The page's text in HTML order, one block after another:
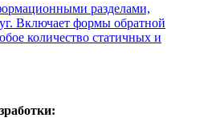
разделами,
Включает формы обратной
количество статичных и